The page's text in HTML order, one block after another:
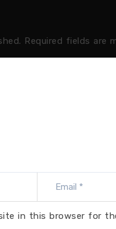
Required fields are
in this browser for